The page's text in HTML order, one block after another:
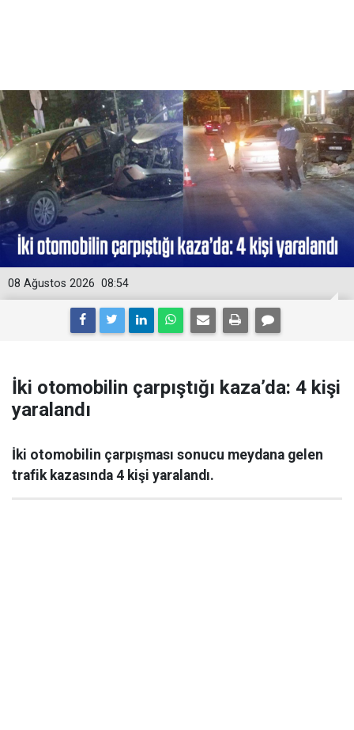
08:54
08 Ağustos 2026
İki otomobilin çarpıştığı kaza’da: 4 kişi
yaralandı
İki otomobilin çarpışması sonucu meydana gelen
trafik kazasında 4 kişi yaralandı.